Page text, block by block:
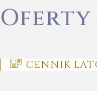
Oferty
CENNIK